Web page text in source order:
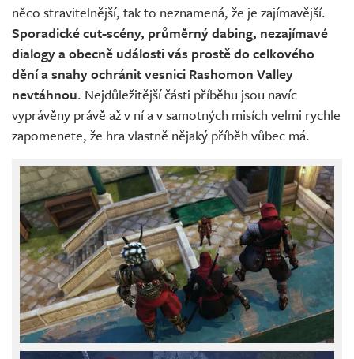
něco stravitelnější, tak to neznamená, že je zajímavější.
Sporadické cut-scény, průměrný dabing, nezajímavé
dialogy a obecně události vás prostě do celkového
dění a snahy ochránit vesnici Rashomon Valley
nevtáhnou. Nejdůležitější části příběhu jsou navíc
vyprávěny právě až v ní a v samotných misích velmi rychle
zapomenete, že hra vlastně nějaký příběh vůbec má.